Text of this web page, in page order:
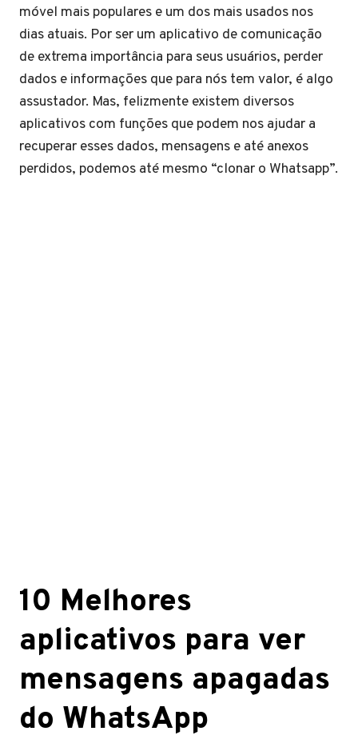
móvel mais populares e um dos mais usados nos
dias atuais. Por ser um aplicativo de comunicação
de extrema importância para seus usuários, perder
dados e informações que para nós tem valor, é algo
assustador. Mas, felizmente existem diversos
aplicativos com funções que podem nos ajudar a
recuperar esses dados, mensagens e até anexos
perdidos, podemos até mesmo “clonar o Whatsapp”.
10 Melhores
aplicativos para ver
mensagens apagadas
do WhatsApp